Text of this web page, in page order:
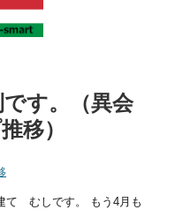
す。（異会
移）
むしです。 もう4月も